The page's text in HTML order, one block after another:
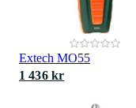
Extech MO55
1 436 kr